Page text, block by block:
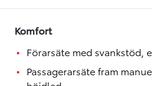
Komfort
Förarsäte med svankstöd,
Passagerarsäte fram